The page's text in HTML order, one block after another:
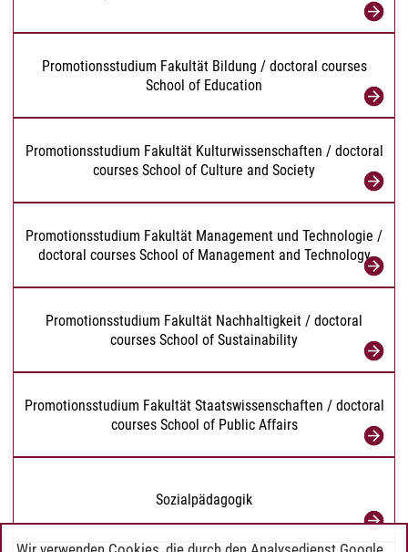
Promotionsstudium Fakultät Bildung / doctoral courses
School of Education
Promotionsstudium Fakultät Kulturwissenschaften / doctoral
courses School of Culture and Society
Promotionsstudium Fakultät Management und Technologie /
doctoral courses School of Management and Technology
Promotionsstudium Fakultät Nachhaltigkeit / doctoral
courses School of Sustainability
Promotionsstudium Fakultät Staatswissenschaften / doctoral
courses School of Public Affairs
Sozialpädagogik